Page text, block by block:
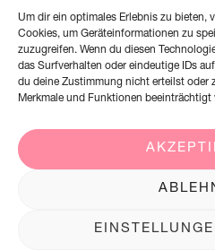
Um dir ein optimales Erlebnis zu bieten,
Cookies, um Geräteinformationen zu
zuzugreifen. Wenn du diesen
das Surfverhalten oder eindeutige IDs
du deine Zustimmung nicht erteilst oder
Merkmale und Funktionen beeinträchtigt
Neueste